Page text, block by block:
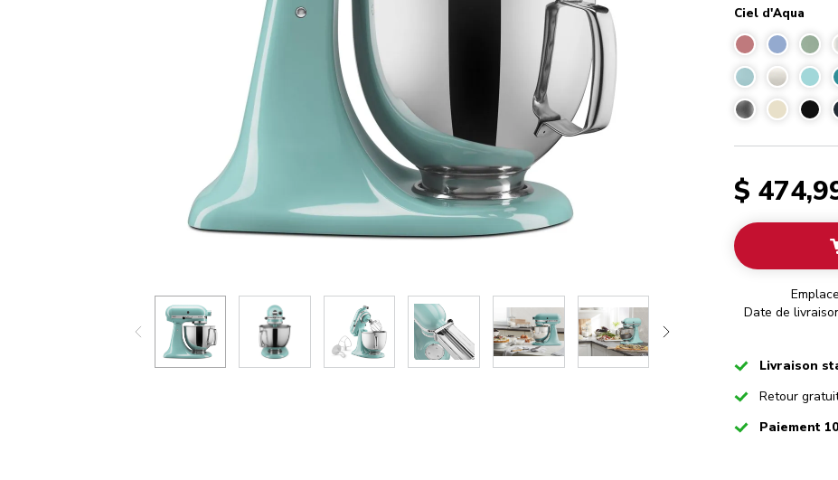
Play the video-mp4
Ciel d'Aqua
$
Date de
CheckedLivraison
Checked
Retour
CheckedPaiement